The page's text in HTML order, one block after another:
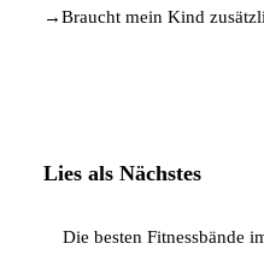
→Braucht mein Kind
Lies als Nächstes
Die besten Fitnessbände